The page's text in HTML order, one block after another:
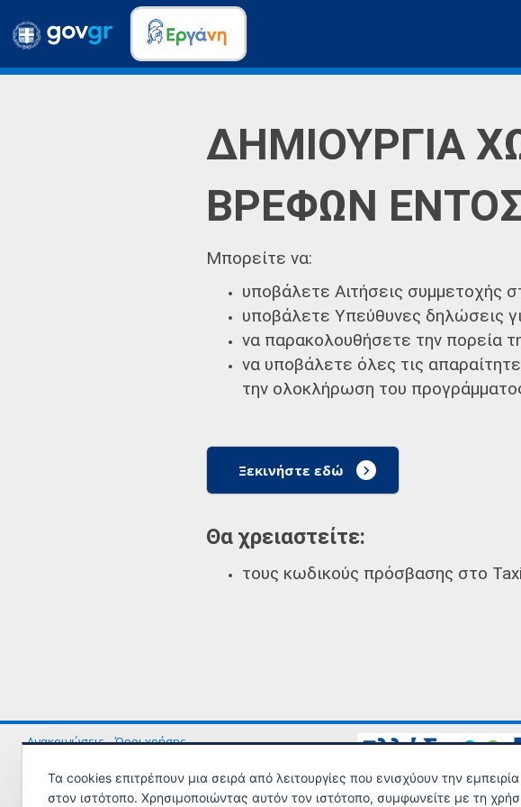
ΔΗΜΙΟΥΡΓΙΑ
ΒΡΕΦΩΝ
Μπορείτε να:
υποβάλετε Αιτήσεις
υποβάλετε Υπεύθυνες δηλώσεις
να παρακολουθήσετε την πορεία
να υποβάλετε όλες τις
την ολοκλήρωση του
Ξεκινήστε εδώ
Θα χρειαστείτε:
τους κωδικούς πρόσβασης στο
Ανακοινώσεις Όροι χρήσης
© Copyright 2023 - Υλοποίηση από τοΥπουργείο Εργασίας και Κοινωνικής Ασφάλισης
Τα cookies επιτρέπουν μια σειρά από λειτουργίες που ενισχύουν την
στον ιστότοπο. Χρησιμοποιώντας αυτόν τον ιστότοπο, συμφωνείτε με τη